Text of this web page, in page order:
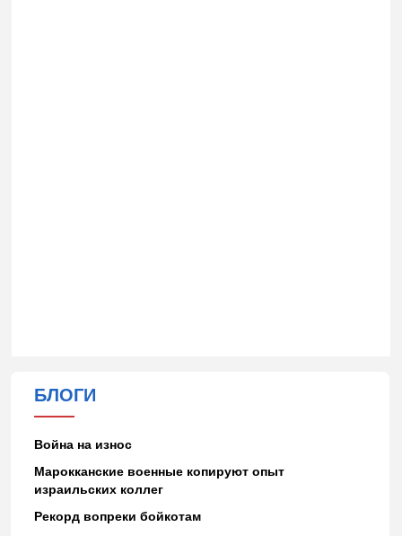
БЛОГИ
Война на износ
Марокканские военные копируют опыт
израильских коллег
Рекорд вопреки бойкотам